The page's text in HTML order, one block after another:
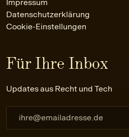
Impressum
Datenschutzerklärung
Cookie-Einstellungen
Für Ihre Inbox
Updates aus Recht und Tech